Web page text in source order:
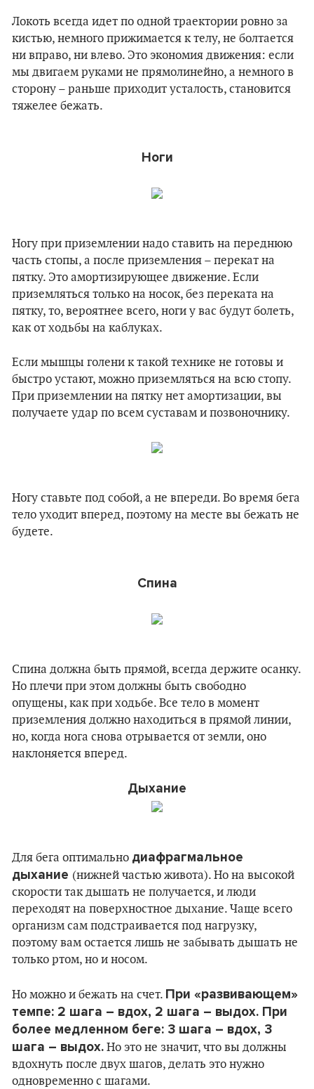
Локоть всегда идет по одной траектории ровно за
кистью, немного прижимается к телу, не болтается
ни вправо, ни влево. Это экономия движения: если
мы двигаем руками не прямолинейно, а немного в
сторону – раньше приходит усталость, становится
тяжелее бежать.
Ноги
Ногу при приземлении надо ставить на переднюю
часть стопы, а после приземления – перекат на
пятку. Это амортизирующее движение. Если
приземляться только на носок, без переката на
пятку, то, вероятнее всего, ноги у вас будут болеть,
как от ходьбы на каблуках.
Если мышцы голени к такой технике не готовы и
быстро устают, можно приземляться на всю стопу.
При приземлении на пятку нет амортизации, вы
получаете удар по всем суставам и позвоночнику.
Ногу ставьте под собой, а не впереди. Во время бега
тело уходит вперед, поэтому на месте вы бежать не
будете.
Спина
Спина должна быть прямой, всегда держите осанку.
Но плечи при этом должны быть свободно
опущены, как при ходьбе. Все тело в момент
приземления должно находиться в прямой линии,
но, когда нога снова отрывается от земли, оно
наклоняется вперед.
Дыхание
Для бега оптимально диафрагмальное
дыхание (нижней частью живота). Но на высокой
скорости так дышать не получается, и люди
переходят на поверхностное дыхание. Чаще всего
организм сам подстраивается под нагрузку,
поэтому вам остается лишь не забывать дышать не
только ртом, но и носом.
Но можно и бежать на счет. При «развивающем»
темпе: 2 шага – вдох, 2 шага – выдох. При
более медленном беге: 3 шага – вдох, 3
шага – выдох. Но это не значит, что вы должны
вдохнуть после двух шагов, делать это нужно
одновременно с шагами.